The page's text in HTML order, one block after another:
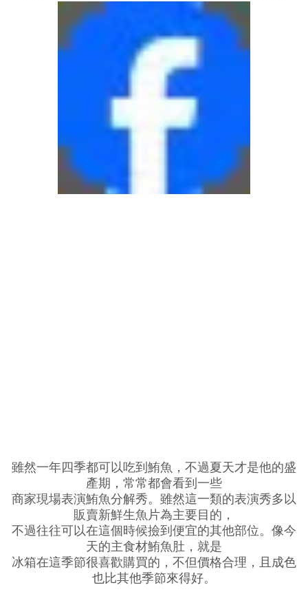
雖然一年四季都可以吃到鮪魚，不過夏天才是他的盛
產期，常常都會看到一些
商家現場表演鮪魚分解秀。雖然這一類的表演秀多以
販賣新鮮生魚片為主要目的，
不過往往可以在這個時候撿到便宜的其他部位。像今
天的主食材鮪魚肚，就是
冰箱在這季節很喜歡購買的，不但價格合理，且成色
也比其他季節來得好。